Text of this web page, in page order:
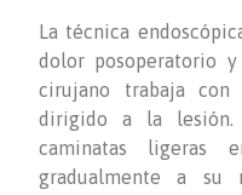
La técnica
dolor posoperatorio
cirujano trabaja con
dirigido a la lesión.
caminatas ligeras
gradualmente a su